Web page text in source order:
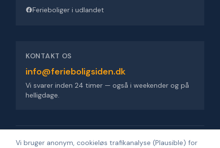
Ferieboliger i udlandet
KONTAKT OS
info@ferieboligsiden.dk
Vi svarer inden 24 timer — også i weekender og på
helligdage.
Ferieboligsiden ApS·Trigevej 9, 8382 Hinnerup ·CVR 36909676
Vi bruger anonym, cookieløs trafikanalyse (Plausible) for